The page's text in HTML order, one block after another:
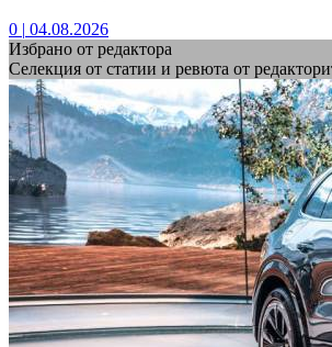
0 | 04.08.2026
Избрано от редактора
Селекция от статии и ревюта от